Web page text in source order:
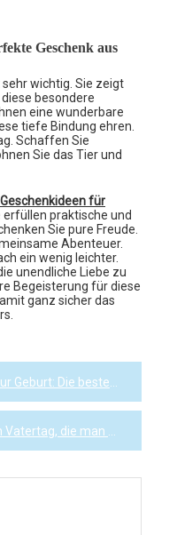
Geschenk aus
sehr wichtig. Sie zeigt
besondere
eine wunderbare
tiefe Bindung ehren.
Schaffen Sie
Sie das Tier und
für
erfüllen praktische und
Sie pure Freude.
Abenteuer.
ein wenig leichter.
unendliche Liebe zu
Begeisterung für diese
ganz sicher das
Sprüche und Ideen für Ihre Gratulation
seinem Tag unternehmen kann